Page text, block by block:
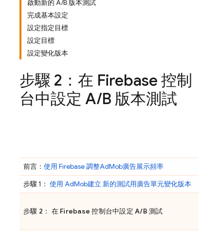
啟動新的 A/B 版本測試
完成基本設定
設定指定目標
設定目標
設定變化版本
步驟 2：在 Firebase 控制
台中設定 A/B 版本測試
前言： 使用 Firebase 調整AdMob廣告展示頻率
步驟 1： 使用 AdMob建立 新的測試用廣告單元變化版本
步驟 2： 在 Firebase 控制台中設定 A/B 測試